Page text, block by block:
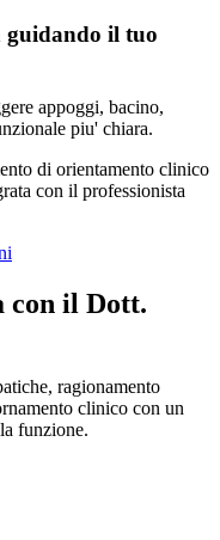
guidando il tuo
appoggi, bacino,
piu' chiara.
di orientamento clinico
con il professionista
con il Dott.
ragionamento
clinico con un
funzione.